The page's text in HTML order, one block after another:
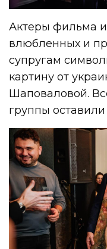
Актеры фильма
влюбленных и
супругам
картину от
Шаповаловой.
группы